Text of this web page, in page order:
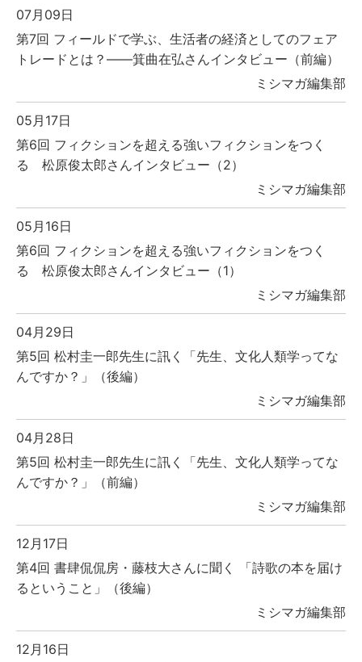
07月09日
第7回 フィールドで学ぶ、生活者の経済としてのフェア
トレードとは？――箕曲在弘さんインタビュー（前編）
ミシマガ編集部
05月17日
第6回 フィクションを超える強いフィクションをつく
る 松原俊太郎さんインタビュー（2）
ミシマガ編集部
05月16日
第6回 フィクションを超える強いフィクションをつく
る 松原俊太郎さんインタビュー（1）
ミシマガ編集部
04月29日
第5回 松村圭一郎先生に訊く「先生、文化人類学ってな
んですか？」（後編）
ミシマガ編集部
04月28日
第5回 松村圭一郎先生に訊く「先生、文化人類学ってな
んですか？」（前編）
ミシマガ編集部
12月17日
第4回 書肆侃侃房・藤枝大さんに聞く 「詩歌の本を届け
るということ」（後編）
ミシマガ編集部
12月16日